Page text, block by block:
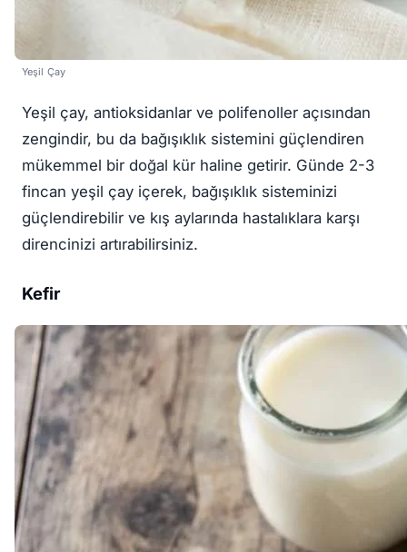
Yeşil Çay
Yeşil çay, antioksidanlar ve polifenoller açısından
zengindir, bu da bağışıklık sistemini güçlendiren
mükemmel bir doğal kür haline getirir. Günde 2-3
fincan yeşil çay içerek, bağışıklık sisteminizi
güçlendirebilir ve kış aylarında hastalıklara karşı
direncinizi artırabilirsiniz.
Kefir